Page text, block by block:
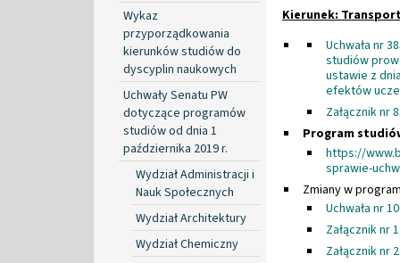
Wykaz
przyporządkowania
kierunków studiów do
dyscyplin naukowych
Uchwały Senatu PW
dotyczące programów
studiów od dnia 1
października 2019 r.
Wydział Administracji i
Nauk Społecznych
Wydział Architektury
Wydział Chemiczny
Kierunek:
Uchwała nr
studiów
ustawie z
efektów
Załącznik nr
Program
https://
sprawie-
Zmiany w
Uchwała nr
Załącznik nr
Załącznik nr